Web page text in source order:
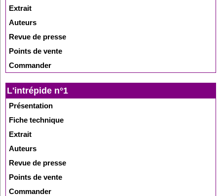
Extrait
Auteurs
Revue de presse
Points de vente
Commander
L'intrépide n°1
Présentation
Fiche technique
Extrait
Auteurs
Revue de presse
Points de vente
Commander